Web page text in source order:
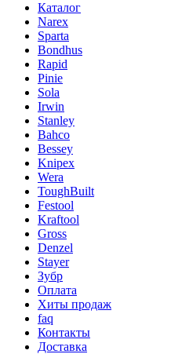
Каталог
Narex
Sparta
Bondhus
Rapid
Pinie
Sola
Irwin
Stanley
Bahco
Bessey
Knipex
Wera
ToughBuilt
Festool
Kraftool
Gross
Denzel
Stayer
Зубр
Оплата
Хиты продаж
faq
Контакты
Доставка